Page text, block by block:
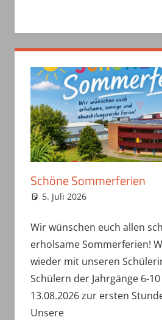
Schöne Sommerferien
5. Juli 2026
Wir wünschen euch allen
erholsame Sommerferien!
wieder mit unseren
Schülern der Jahrgänge 6-
13.08.2026 zur ersten
Unsere